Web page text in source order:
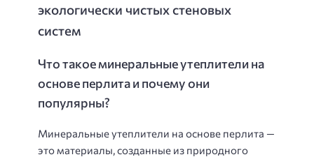
экологически чистых стеновых
систем
Что такое минеральные утеплители на
основе перлита и почему они
популярны?
Минеральные утеплители на основе перлита —
это материалы, созданные из природного